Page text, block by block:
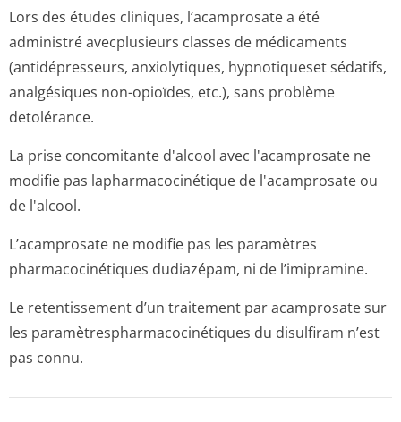
Lors des études cliniques, l‘acamprosate a été
administré avecplusieurs classes de médicaments
(antidépresseurs, anxiolytiques, hypnotiqueset sédatifs,
analgésiques non-opioïdes, etc.), sans problème
detolérance.
La prise concomitante d'alcool avec l'acamprosate ne
modifie pas lapharmacocinétique de l'acamprosate ou
de l'alcool.
L’acamprosate ne modifie pas les paramètres
pharmacocinétiques dudiazépam, ni de l’imipramine.
Le retentissement d’un traitement par acamprosate sur
les paramètresphar­macocinétiques du disulfiram n’est
pas connu.